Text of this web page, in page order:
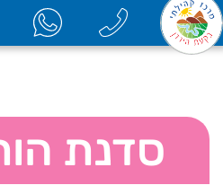
סדנת